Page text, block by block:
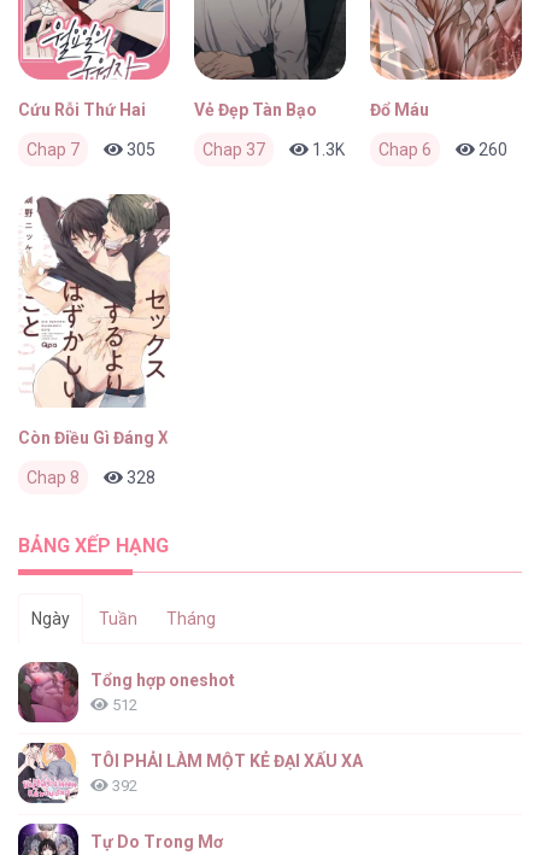
Cứu Rỗi Thứ Hai
Chap 7 305 3 tháng trước
Vẻ Đẹp Tàn Bạo
Chap 37 1.3K 0 3 tháng trước
Đổ Máu
Chap 6 260
Còn Điều Gì Đáng Xấu Hổ Hơn Sex?
Chap 8 328
BẢNG XẾP HẠNG
Ngày Tuần Tháng
Tổng hợp oneshot
512
TÔI PHẢI LÀM MỘT KẺ ĐẠI XẤU XA
392
Tự Do Trong Mơ